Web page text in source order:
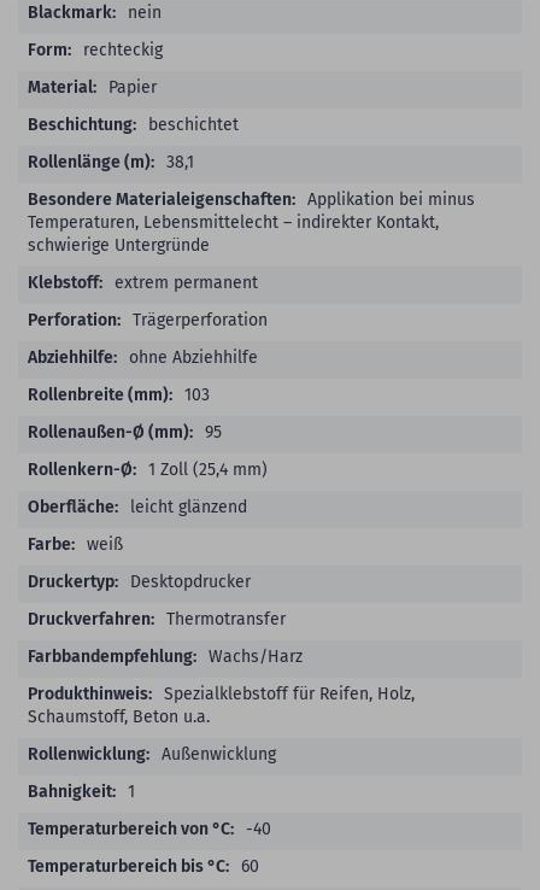
nein
rechteckig
Papier
beschichtet
38,1
Applikation bei minus
Temperaturen, Lebensmittelecht – indirekter Kontakt,
schwierige Untergründe
extrem permanent
Trägerperforation
ohne Abziehhilfe
103
95
1 Zoll (25,4 mm)
leicht glänzend
weiß
Desktopdrucker
Thermotransfer
Wachs/Harz
Spezialklebstoff für Reifen, Holz,
Schaumstoff, Beton u.a.
Außenwicklung
1
-40
60